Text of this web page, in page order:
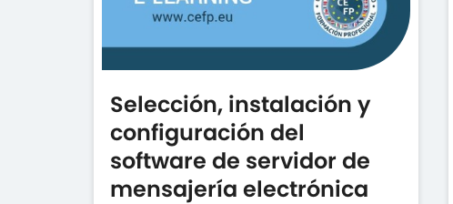
Selección, instalación y
configuración del
software de servidor de
mensajería electrónica